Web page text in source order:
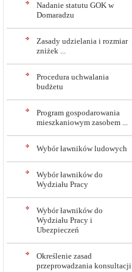
Nadanie statutu GOK w
Domaradzu
Zasady udzielania i rozmiar
zniżek ...
Procedura uchwalania
budżetu
Program gospodarowania
mieszkaniowym zasobem ...
Wybór ławników ludowych
Wybór ławników do
Wydziału Pracy
Wybór ławników do
Wydziału Pracy i
Ubezpieczeń
Określenie zasad
przeprowadzania konsultacji